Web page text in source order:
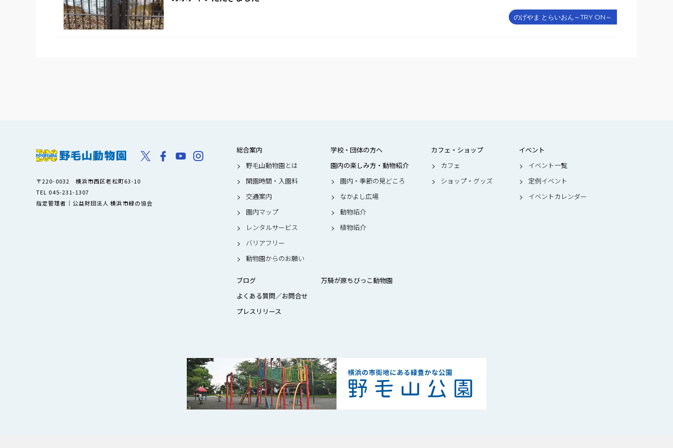
のげやま とらいおん～TRY ON～
〒220-0032 横浜市西区老松町63-10
TEL 045-231-1307
指定管理者｜公益財団法人 横浜市緑の協会
総合案内
野毛山動物園とは
開園時間・入園料
交通案内
園内マップ
レンタルサービス
バリアフリー
動物園からのお願い
学校・団体の方へ
園内の楽しみ方・動物紹介
園内・季節の見どころ
なかよし広場
動物紹介
植物紹介
カフェ・ショップ
カフェ
ショップ・グッズ
イベント
イベント一覧
定例イベント
イベントカレンダー
ブログ
よくある質問／お問合せ
プレスリリース
万騎が原ちびっこ動物園